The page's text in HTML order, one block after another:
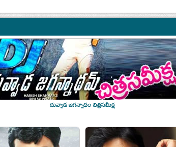
దువ్వాడ జగన్నాధం చిత్రసమీక్ష